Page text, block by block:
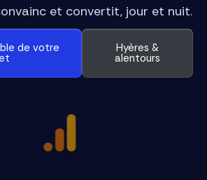
et convertit, jour et nuit.
de votre Hyères &
alentours